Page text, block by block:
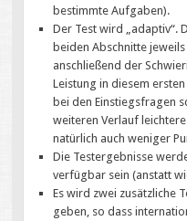
bestimmte Aufgaben).
Der Test wird „adaptiv“.
beiden Abschnitte
anschließend der
Leistung in diesem
bei den Einstiegsfragen
weiteren Verlauf
natürlich auch weniger
Die Testergebnisse
verfügbar sein (anstatt
Es wird zwei zusätzliche
geben, so dass